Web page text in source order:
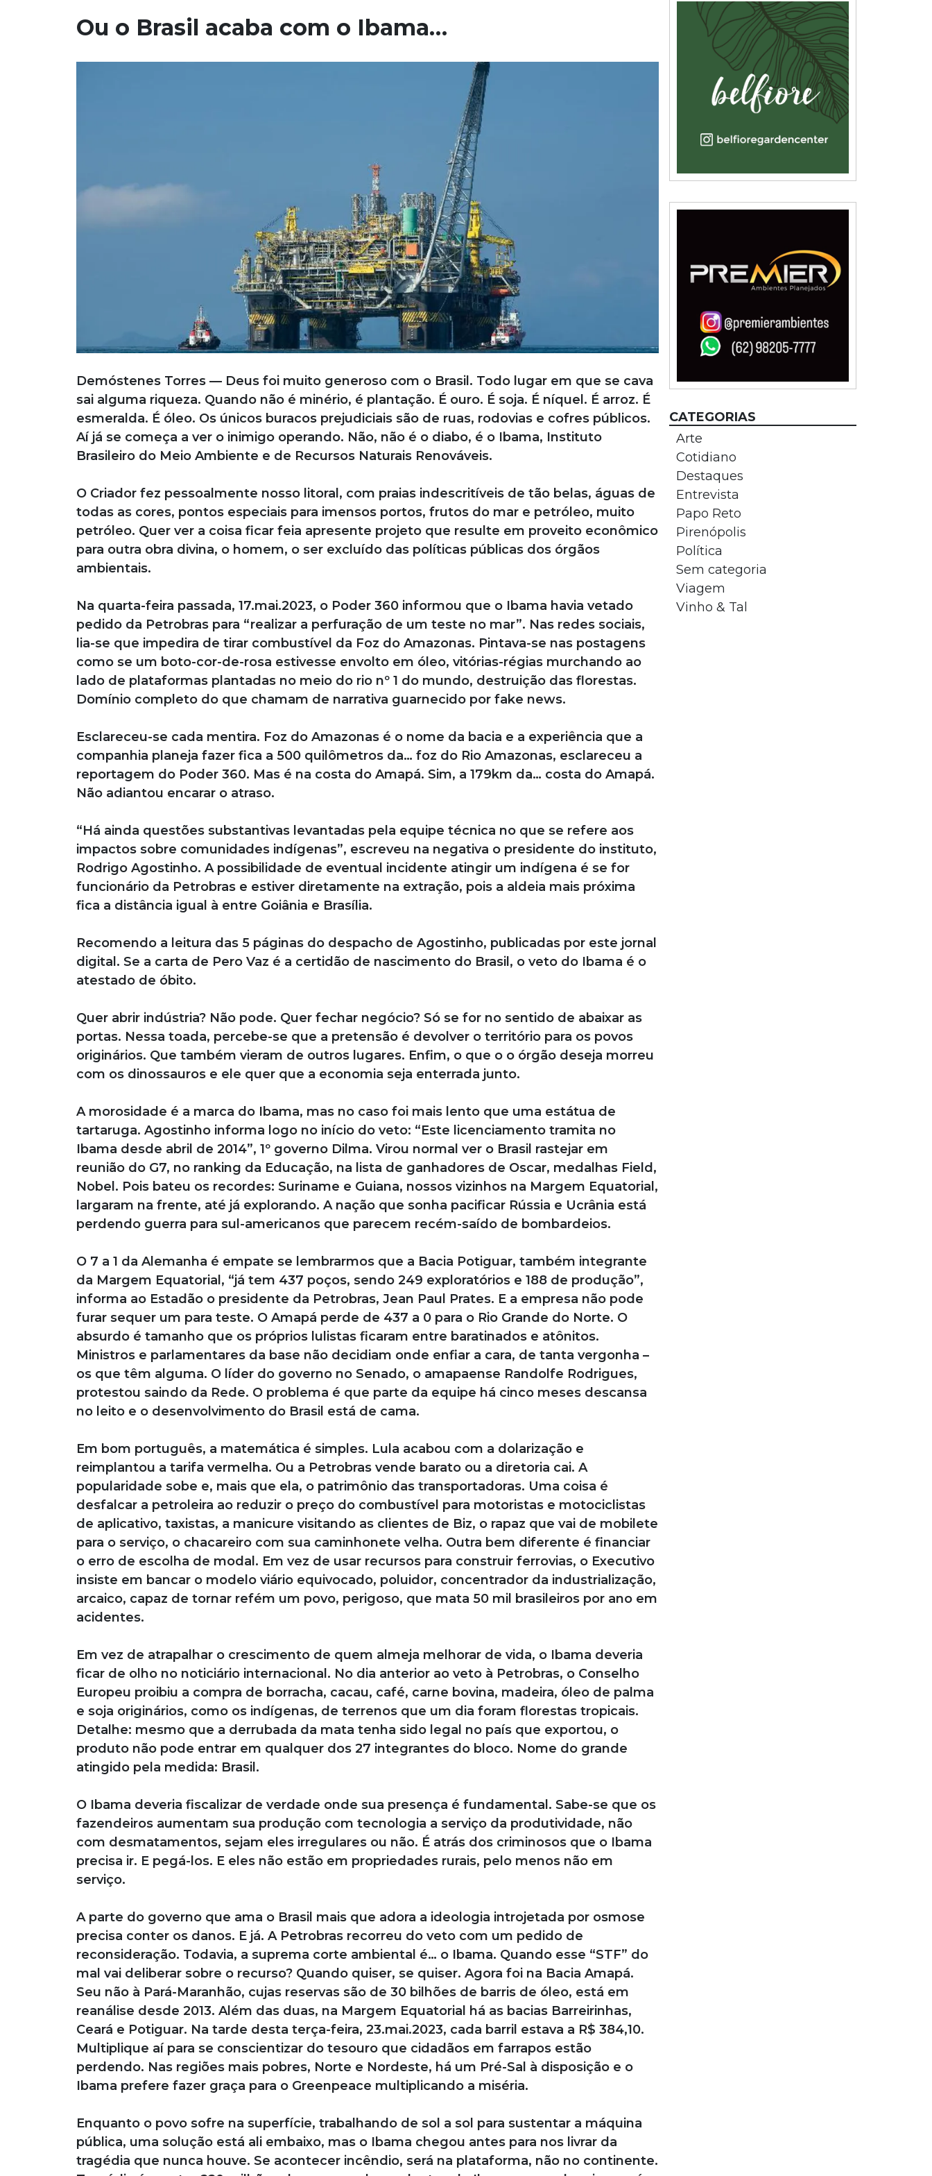
Ou o Brasil acaba com o Ibama…
Demóstenes Torres — Deus foi muito generoso com o Brasil. Todo lugar em que se cava
sai alguma riqueza. Quando não é minério, é plantação. É ouro. É soja. É níquel. É arroz. É
esmeralda. É óleo. Os únicos buracos prejudiciais são de ruas, rodovias e cofres públicos.
Aí já se começa a ver o inimigo operando. Não, não é o diabo, é o Ibama, Instituto
Brasileiro do Meio Ambiente e de Recursos Naturais Renováveis.
O Criador fez pessoalmente nosso litoral, com praias indescritíveis de tão belas, águas de
todas as cores, pontos especiais para imensos portos, frutos do mar e petróleo, muito
petróleo. Quer ver a coisa ficar feia apresente projeto que resulte em proveito econômico
para outra obra divina, o homem, o ser excluído das políticas públicas dos órgãos
ambientais.
Na quarta-feira passada, 17.mai.2023, o Poder 360 informou que o Ibama havia vetado
pedido da Petrobras para “realizar a perfuração de um teste no mar”. Nas redes sociais,
lia-se que impedira de tirar combustível da Foz do Amazonas. Pintava-se nas postagens
como se um boto-cor-de-rosa estivesse envolto em óleo, vitórias-régias murchando ao
lado de plataformas plantadas no meio do rio nº 1 do mundo, destruição das florestas.
Domínio completo do que chamam de narrativa guarnecido por fake news.
Esclareceu-se cada mentira. Foz do Amazonas é o nome da bacia e a experiência que a
companhia planeja fazer fica a 500 quilômetros da… foz do Rio Amazonas, esclareceu a
reportagem do Poder 360. Mas é na costa do Amapá. Sim, a 179km da… costa do Amapá.
Não adiantou encarar o atraso.
“Há ainda questões substantivas levantadas pela equipe técnica no que se refere aos
impactos sobre comunidades indígenas”, escreveu na negativa o presidente do instituto,
Rodrigo Agostinho. A possibilidade de eventual incidente atingir um indígena é se for
funcionário da Petrobras e estiver diretamente na extração, pois a aldeia mais próxima
fica a distância igual à entre Goiânia e Brasília.
Recomendo a leitura das 5 páginas do despacho de Agostinho, publicadas por este jornal
digital. Se a carta de Pero Vaz é a certidão de nascimento do Brasil, o veto do Ibama é o
atestado de óbito.
Quer abrir indústria? Não pode. Quer fechar negócio? Só se for no sentido de abaixar as
portas. Nessa toada, percebe-se que a pretensão é devolver o território para os povos
originários. Que também vieram de outros lugares. Enfim, o que o o órgão deseja morreu
com os dinossauros e ele quer que a economia seja enterrada junto.
A morosidade é a marca do Ibama, mas no caso foi mais lento que uma estátua de
tartaruga. Agostinho informa logo no início do veto: “Este licenciamento tramita no
Ibama desde abril de 2014”, 1º governo Dilma. Virou normal ver o Brasil rastejar em
reunião do G7, no ranking da Educação, na lista de ganhadores de Oscar, medalhas Field,
Nobel. Pois bateu os recordes: Suriname e Guiana, nossos vizinhos na Margem Equatorial,
largaram na frente, até já explorando. A nação que sonha pacificar Rússia e Ucrânia está
perdendo guerra para sul-americanos que parecem recém-saído de bombardeios.
O 7 a 1 da Alemanha é empate se lembrarmos que a Bacia Potiguar, também integrante
da Margem Equatorial, “já tem 437 poços, sendo 249 exploratórios e 188 de produção”,
informa ao Estadão o presidente da Petrobras, Jean Paul Prates. E a empresa não pode
furar sequer um para teste. O Amapá perde de 437 a 0 para o Rio Grande do Norte. O
absurdo é tamanho que os próprios lulistas ficaram entre baratinados e atônitos.
Ministros e parlamentares da base não decidiam onde enfiar a cara, de tanta vergonha –
os que têm alguma. O líder do governo no Senado, o amapaense Randolfe Rodrigues,
protestou saindo da Rede. O problema é que parte da equipe há cinco meses descansa
no leito e o desenvolvimento do Brasil está de cama.
Em bom português, a matemática é simples. Lula acabou com a dolarização e
reimplantou a tarifa vermelha. Ou a Petrobras vende barato ou a diretoria cai. A
popularidade sobe e, mais que ela, o patrimônio das transportadoras. Uma coisa é
desfalcar a petroleira ao reduzir o preço do combustível para motoristas e motociclistas
de aplicativo, taxistas, a manicure visitando as clientes de Biz, o rapaz que vai de mobilete
para o serviço, o chacareiro com sua caminhonete velha. Outra bem diferente é financiar
o erro de escolha de modal. Em vez de usar recursos para construir ferrovias, o Executivo
insiste em bancar o modelo viário equivocado, poluidor, concentrador da industrialização,
arcaico, capaz de tornar refém um povo, perigoso, que mata 50 mil brasileiros por ano em
acidentes.
Em vez de atrapalhar o crescimento de quem almeja melhorar de vida, o Ibama deveria
ficar de olho no noticiário internacional. No dia anterior ao veto à Petrobras, o Conselho
Europeu proibiu a compra de borracha, cacau, café, carne bovina, madeira, óleo de palma
e soja originários, como os indígenas, de terrenos que um dia foram florestas tropicais.
Detalhe: mesmo que a derrubada da mata tenha sido legal no país que exportou, o
produto não pode entrar em qualquer dos 27 integrantes do bloco. Nome do grande
atingido pela medida: Brasil.
O Ibama deveria fiscalizar de verdade onde sua presença é fundamental. Sabe-se que os
fazendeiros aumentam sua produção com tecnologia a serviço da produtividade, não
com desmatamentos, sejam eles irregulares ou não. É atrás dos criminosos que o Ibama
precisa ir. E pegá-los. E eles não estão em propriedades rurais, pelo menos não em
serviço.
A parte do governo que ama o Brasil mais que adora a ideologia introjetada por osmose
precisa conter os danos. E já. A Petrobras recorreu do veto com um pedido de
reconsideração. Todavia, a suprema corte ambiental é… o Ibama. Quando esse “STF” do
mal vai deliberar sobre o recurso? Quando quiser, se quiser. Agora foi na Bacia Amapá.
Seu não à Pará-Maranhão, cujas reservas são de 30 bilhões de barris de óleo, está em
reanálise desde 2013. Além das duas, na Margem Equatorial há as bacias Barreirinhas,
Ceará e Potiguar. Na tarde desta terça-feira, 23.mai.2023, cada barril estava a R$ 384,10.
Multiplique aí para se conscientizar do tesouro que cidadãos em farrapos estão
perdendo. Nas regiões mais pobres, Norte e Nordeste, há um Pré-Sal à disposição e o
Ibama prefere fazer graça para o Greenpeace multiplicando a miséria.
Enquanto o povo sofre na superfície, trabalhando de sol a sol para sustentar a máquina
pública, uma solução está ali embaixo, mas o Ibama chegou antes para nos livrar da
tragédia que nunca houve. Se acontecer incêndio, será na plataforma, não no continente.
CATEGORIAS
Arte
Cotidiano
Destaques
Entrevista
Papo Reto
Pirenópolis
Política
Sem categoria
Viagem
Vinho & Tal